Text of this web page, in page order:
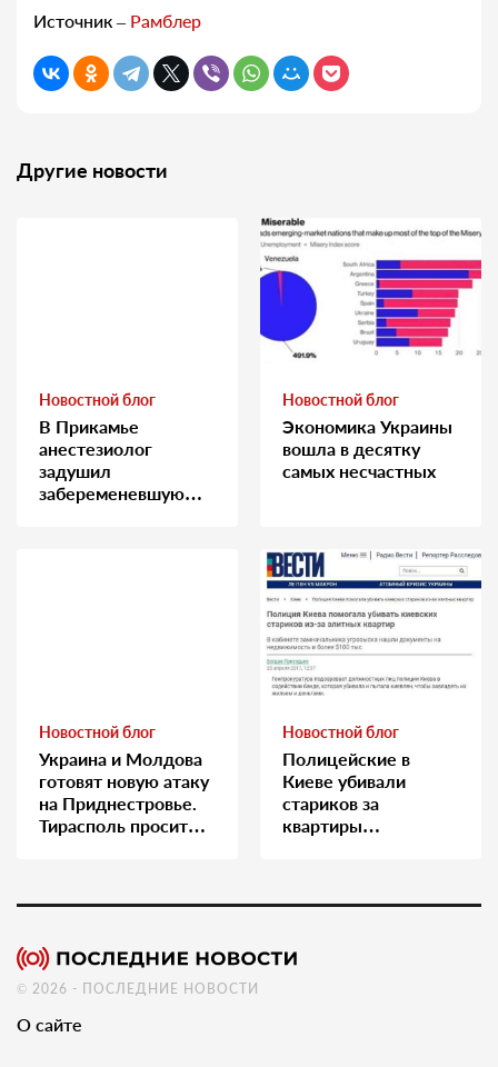
Источник – Рамблер
Другие новости
Новостной блог
В Прикамье
анестезиолог
задушил
забеременевшую
Новостной блог
Экономика Украины
вошла в десятку
самых несчастных
Новостной блог
Украина и Молдова
готовят новую атаку
на Приднестровье.
Тирасполь просит
Новостной блог
Полицейские в
Киеве убивали
стариков за
квартиры…
© 2026 - ПОСЛЕДНИЕ НОВОСТИ
О сайте